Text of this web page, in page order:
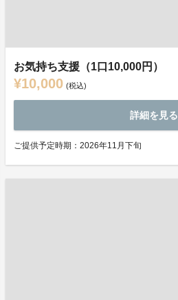
お気持ち支援（1口10,000円）
¥10,000 (税込)
詳細を見る
ご提供予定時期：2026年11月下旬